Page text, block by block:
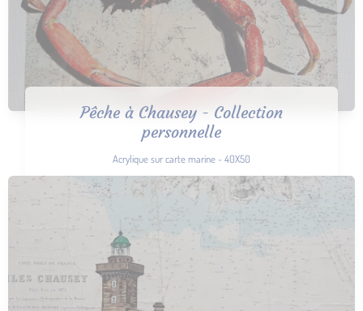
Pêche à Chausey - Collection
personnelle
Acrylique sur carte marine - 40X50